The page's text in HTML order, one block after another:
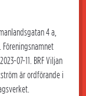
4 a,
Föreningsnamnet
07-11. BRF Viljan
är ordförande i